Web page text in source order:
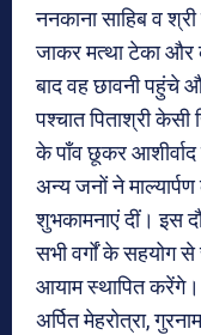
ननकाना साहिब व
जाकर मत्था टेका और
बाद वह छावनी पहुंचे
पश्चात पिताश्री केसी
के पाँव छूकर आशीर्वाद
अन्य जनों ने
शुभकामनाएं दीं। इस
सभी वर्गों के सहयोग
आयाम स्थापित
अर्पित मेहरोत्रा,